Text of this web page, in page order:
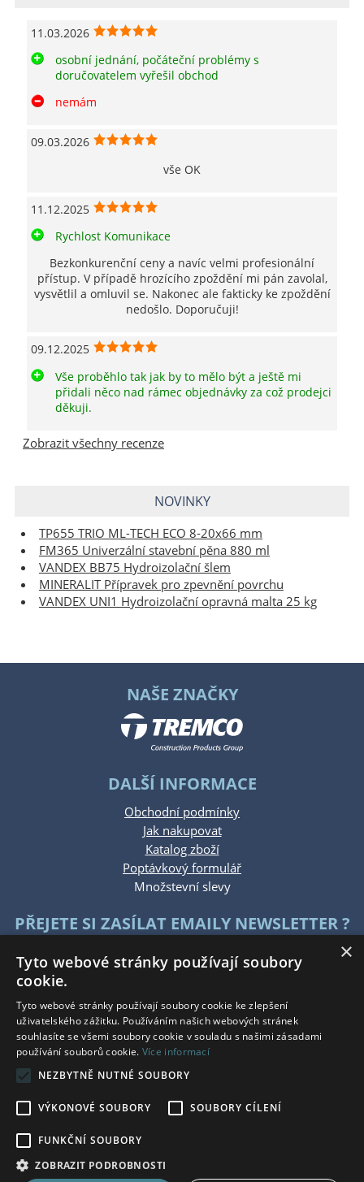
11.03.2026
osobní jednání, počáteční problémy s
doručovatelem vyřešil obchod
nemám
09.03.2026
vše OK
11.12.2025
Rychlost Komunikace
Bezkonkurenční ceny a navíc velmi profesionální
přístup. V případě hrozícího zpoždění mi pán zavolal,
vysvětlil a omluvil se. Nakonec ale fakticky ke zpoždění
nedošlo. Doporučuji!
09.12.2025
Vše proběhlo tak jak by to mělo být a ještě mi
přidali něco nad rámec objednávky za což prodejci
děkuji.
Zobrazit všechny recenze
NOVINKY
TP655 TRIO ML-TECH ECO 8-20x66 mm
FM365 Univerzální stavební pěna 880 ml
VANDEX BB75 Hydroizolační šlem
MINERALIT Přípravek pro zpevnění povrchu
VANDEX UNI1 Hydroizolační opravná malta 25 kg
NAŠE ZNAČKY
DALŠÍ INFORMACE
Obchodní podmínky
Jak nakupovat
Katalog zboží
Poptávkový formulář
Množstevní slevy
PŘEJETE SI ZASÍLAT EMAILY NEWSLETTER ?
KONTAKTUJTE NÁS
Po - Pá: 7:30 - 15:30
Tel.: +420 777 215 146
E-mail: eshop@bauwerkg.cz
×
Tyto webové stránky používají soubory
cookie.
Tyto webové stránky používají soubory cookie ke zlepšení
uživatelského zážitku. Používáním našich webových stránek
souhlasíte se všemi soubory cookie v souladu s našimi zásadami
používání souborů cookie. Více informací
NEZBYTNĚ NUTNÉ SOUBORY
VÝKONOVÉ SOUBORY SOUBORY CÍLENÍ
FUNKČNÍ SOUBORY
ZOBRAZIT PODROBNOSTI